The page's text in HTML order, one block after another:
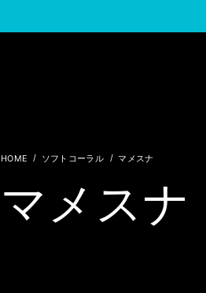
ソフトコーラル マメスナ
マメスナ